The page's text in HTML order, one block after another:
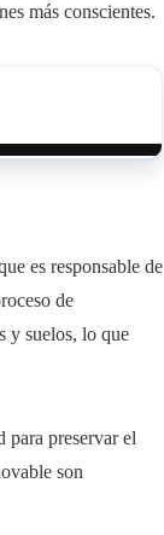
más conscientes.
es responsable de
de
y suelos, lo que
para preservar el
son